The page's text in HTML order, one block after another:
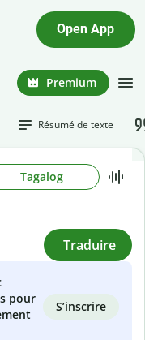
Open App
Premium
Résumé de texte
Tagalog
Traduire
pour
S’inscrire